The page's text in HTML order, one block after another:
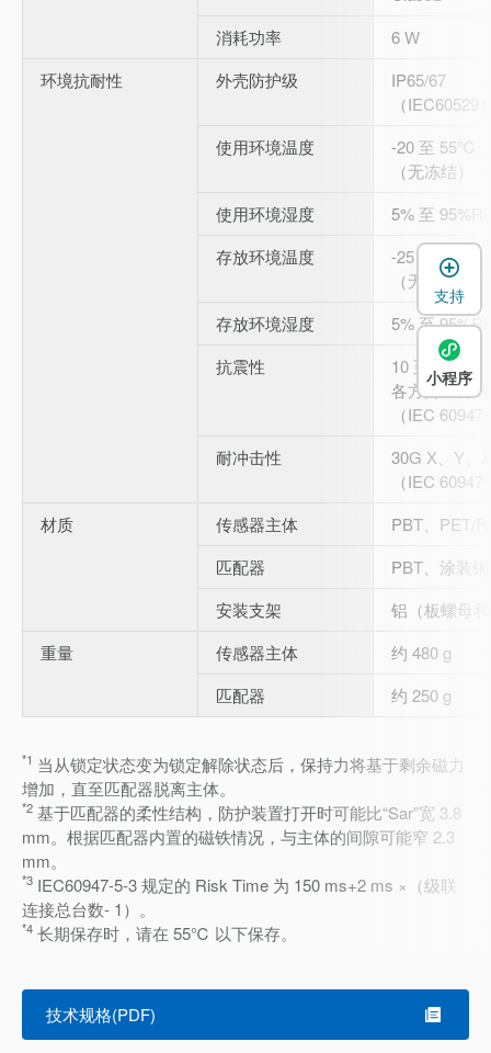
消耗功率
6 W
环境抗耐性
外壳防护级
IP65/67
（IEC60529
使用环境温度
-20 至 55℃
（无冻结）
使用环境湿度
5% 至
存放环境温度
-25 至 70℃
（无冻结）
存放环境湿度
5% 至
抗震性
10 至 55 Hz
各方向 5 分钟
（IEC
耐冲击性
30G X、Y、
（IEC
材质
传感器主体
PBT、PET/
匹配器
PBT、涂装
安装支架
铝（板螺母
重量
传感器主体
约 480 g
匹配器
约 250 g
*1 当从锁定状态变为锁定解除状态后，保持力将基于剩余磁力
增加，直至匹配器脱离主体。
*2 基于匹配器的柔性结构，防护装置打开时可能比“Sar”宽 3.8
mm。根据匹配器内置的磁铁情况，与主体的间隙可能窄 2.3
mm。
*3 IEC60947-5-3 规定的 Risk Time 为 150 ms+2 ms ×（级联
连接总台数- 1）。
*4 长期保存时，请在 55℃ 以下保存。
技术规格(PDF)
支持
小程序